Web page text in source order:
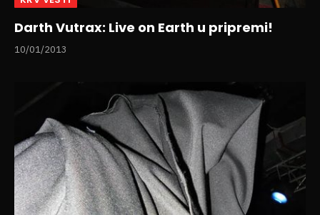
Darth Vutrax: Live on Earth u pripremi!
10/01/2013